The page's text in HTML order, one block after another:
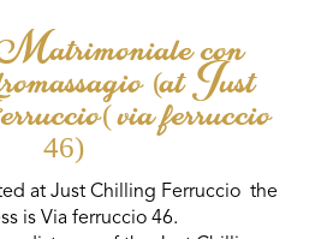
con
(at Just
via ferruccio
46)
at Just Chilling Ferruccio the
is Via ferruccio 46.